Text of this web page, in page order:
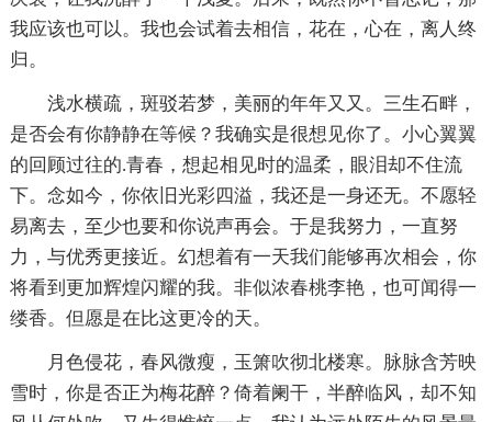
我应该也可以。我也会试着去相信，花在，心在，离人终
归。
浅水横疏，斑驳若梦，美丽的年年又又。三生石畔，
是否会有你静静在等候？我确实是很想见你了。小心翼翼
的回顾过往的.青春，想起相见时的温柔，眼泪却不住流
下。念如今，你依旧光彩四溢，我还是一身还无。不愿轻
易离去，至少也要和你说声再会。于是我努力，一直努
力，与优秀更接近。幻想着有一天我们能够再次相会，你
将看到更加辉煌闪耀的我。非似浓春桃李艳，也可闻得一
缕香。但愿是在比这更冷的天。
月色侵花，春风微瘦，玉箫吹彻北楼寒。脉脉含芳映
雪时，你是否正为梅花醉？倚着阑干，半醉临风，却不知